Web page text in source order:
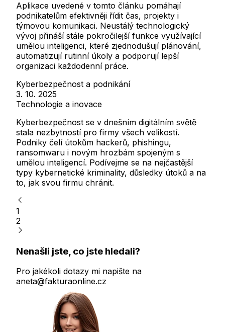
Aplikace uvedené v tomto článku pomáhají
podnikatelům efektivněji řídit čas, projekty i
týmovou komunikaci. Neustálý technologický
vývoj přináší stále pokročilejší funkce využívající
umělou inteligenci, které zjednodušují plánování,
automatizují rutinní úkoly a podporují lepší
organizaci každodenní práce.
Kyberbezpečnost a podnikání
3. 10. 2025
Technologie a inovace
Kyberbezpečnost se v dnešním digitálním světě
stala nezbytností pro firmy všech velikostí.
Podniky čelí útokům hackerů, phishingu,
ransomwaru i novým hrozbám spojeným s
umělou inteligencí. Podívejme se na nejčastější
typy kybernetické kriminality, důsledky útoků a na
to, jak svou firmu chránit.
1
2
Nenašli jste, co jste hledali?
Pro jakékoli dotazy mi napište na
aneta@fakturaonline.cz